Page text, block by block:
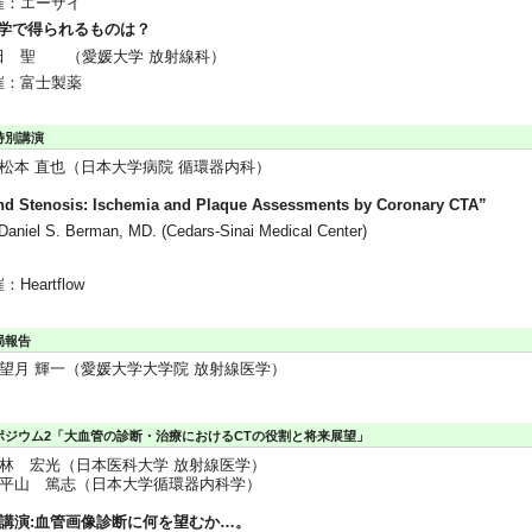
で得られるものは？
聖 （愛媛大学 放射線科）
：富士製薬
別講演
松本 直也（日本大学病院 循環器内科）
Stenosis: Ischemia and Plaque Assessments by Coronary CTA”
S. Berman, MD. (Cedars-Sinai Medical Center)
：Heartflow
報告
望月 輝一（愛媛大学大学院 放射線医学）
ジウム2「大血管の診断・治療におけるCTの役割と将来展望」
林 宏光（日本医科大学 放射線医学）
平山 篤志（日本大学循環器内科学）
演:血管画像診断に何を望むか…。